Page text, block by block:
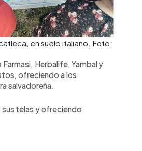
en suelo italiano. Foto:
Herbalife, Yambal y
ofreciendo a los
salvadoreña.
sus telas y ofreciendo